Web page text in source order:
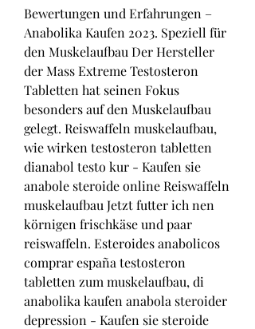
Bewertungen und Erfahrungen –
Anabolika Kaufen 2023. Speziell für
den Muskelaufbau Der Hersteller
der Mass Extreme Testosteron
Tabletten hat seinen Fokus
besonders auf den Muskelaufbau
gelegt. Reiswaffeln muskelaufbau,
wie wirken testosteron tabletten
dianabol testo kur - Kaufen sie
anabole steroide online Reiswaffeln
muskelaufbau Jetzt futter ich nen
körnigen frischkäse und paar
reiswaffeln. Esteroides anabolicos
comprar españa testosteron
tabletten zum muskelaufbau, di
anabolika kaufen anabola steroider
depression - Kaufen sie steroide